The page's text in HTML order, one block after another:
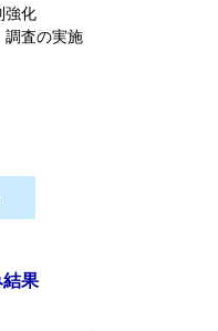
強化
調査の実施
結果